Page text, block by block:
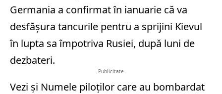
Germania a confirmat în ianuarie că va
desfășura tancurile pentru a sprijini Kievul
în lupta sa împotriva Rusiei, după luni de
dezbateri.
- Publicitate -
Vezi și Numele piloților care au bombardat